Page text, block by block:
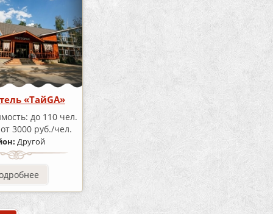
«ТайGA»
до 110 чел.
от 3000 руб./чел.
Другой